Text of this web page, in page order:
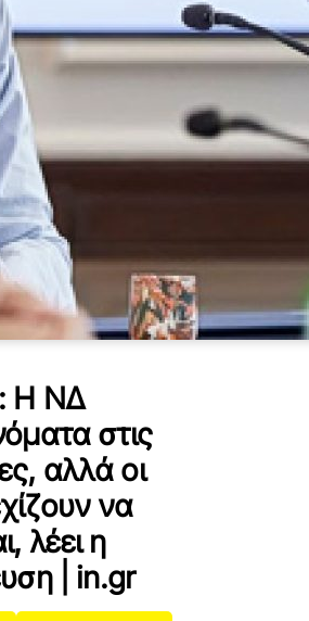
Η ΝΔ
στις
αλλά οι
να
λέει η
| in.gr